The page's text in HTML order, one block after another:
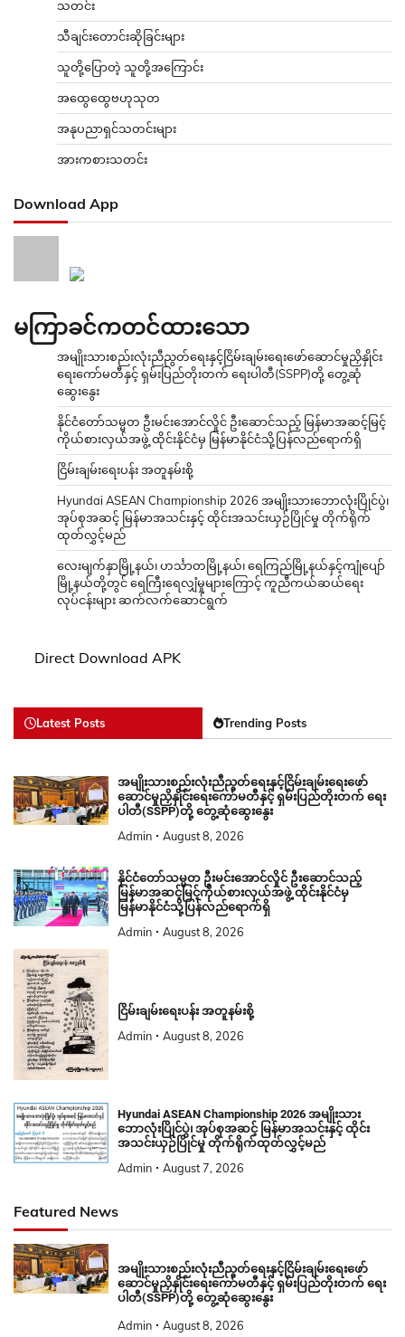
သတင်း
သီချင်းတောင်းဆိုခြင်းများ
သူတို့ပြောတဲ့ သူတို့အကြောင်း
အထွေထွေဗဟုသုတ
အနုပညာရှင်သတင်းများ
အားကစားသတင်း
Download App
မကြာခင်ကတင်ထားသော
အမျိုးသားစည်းလုံးညီညွတ်ရေးနှင့်ငြိမ်းချမ်းရေးဖော်ဆောင်မှုညှိနှိုင်း
ရေးကော်မတီနှင့် ရှမ်းပြည်တိုးတက် ရေးပါတီ(SSPP)တို့ တွေ့ဆုံ
ဆွေးနွေး
နိုင်ငံတော်သမ္မတ ဦးမင်းအောင်လှိုင် ဦးဆောင်သည့် မြန်မာအဆင့်မြင့်
ကိုယ်စားလှယ်အဖွဲ့ ထိုင်းနိုင်ငံမှ မြန်မာနိုင်ငံသို့ပြန်လည်ရောက်ရှိ
ငြိမ်းချမ်းရေးပန်း အတူနမ်းစို့
Hyundai ASEAN Championship 2026 အမျိုးသားဘောလုံးပြိုင်ပွဲ၊
အုပ်စုအဆင့် မြန်မာအသင်းနှင့် ထိုင်းအသင်းယှဉ်ပြိုင်မှု တိုက်ရိုက်
ထုတ်လွှင့်မည်
လေးမျက်နှာမြို့နယ်၊ ဟင်္သာတမြို့နယ်၊ ရေကြည်မြို့နယ်နှင့်ကျုံပျော်
မြို့နယ်တို့တွင် ရေကြီးရေလျှံမှုများကြောင့် ကူညီကယ်ဆယ်ရေး
လုပ်ငန်းများ ဆက်လက်ဆောင်ရွက်
Direct Download APK
Latest Posts Trending Posts
အမျိုးသားစည်းလုံးညီညွတ်ရေးနှင့်ငြိမ်းချမ်းရေးဖော်
ဆောင်မှုညှိနှိုင်းရေးကော်မတီနှင့် ရှမ်းပြည်တိုးတက် ရေး
ပါတီ(SSPP)တို့ တွေ့ဆုံဆွေးနွေး
Admin August 8, 2026
နိုင်ငံတော်သမ္မတ ဦးမင်းအောင်လှိုင် ဦးဆောင်သည့်
မြန်မာအဆင့်မြင့်ကိုယ်စားလှယ်အဖွဲ့ ထိုင်းနိုင်ငံမှ
မြန်မာနိုင်ငံသို့ပြန်လည်ရောက်ရှိ
Admin August 8, 2026
ငြိမ်းချမ်းရေးပန်း အတူနမ်းစို့
Admin August 8, 2026
Hyundai ASEAN Championship 2026 အမျိုးသား
ဘောလုံးပြိုင်ပွဲ၊ အုပ်စုအဆင့် မြန်မာအသင်းနှင့် ထိုင်း
အသင်းယှဉ်ပြိုင်မှု တိုက်ရိုက်ထုတ်လွှင့်မည်
Admin August 7, 2026
Featured News
အမျိုးသားစည်းလုံးညီညွတ်ရေးနှင့်ငြိမ်းချမ်းရေးဖော်
ဆောင်မှုညှိနှိုင်းရေးကော်မတီနှင့် ရှမ်းပြည်တိုးတက် ရေး
ပါတီ(SSPP)တို့ တွေ့ဆုံဆွေးနွေး
Admin August 8, 2026